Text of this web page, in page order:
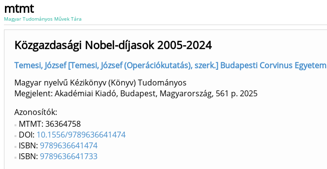
mtmt
Magyar Tudományos Művek Tára
Közgazdasági Nobel-díjasok 2005-2024
Temesi, József [Temesi, József (Operációkutatás), szerk.] Budapesti Corvinus Egyetem
Magyar nyelvű Kézikönyv (Könyv) Tudományos
Megjelent: Akadémiai Kiadó, Budapest, Magyarország, 561 p. 2025
Azonosítók
MTMT: 36364758
DOI: 10.1556/9789636641474
ISBN: 9789636641474
ISBN: 9789636641733